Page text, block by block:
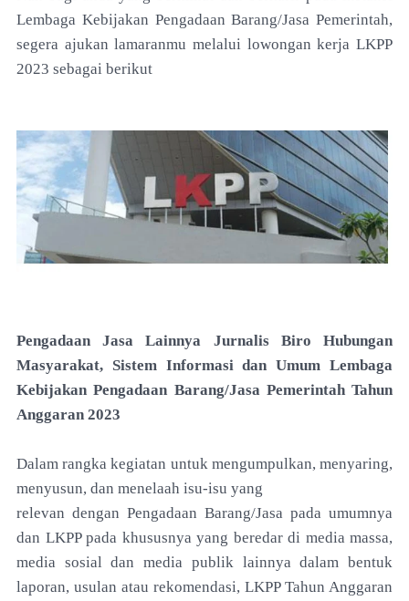
Lembaga Kebijakan Pengadaan Barang/Jasa Pemerintah,
segera ajukan lamaranmu melalui lowongan kerja LKPP
2023 sebagai berikut
Pengadaan Jasa Lainnya Jurnalis Biro Hubungan
Masyarakat, Sistem Informasi dan Umum Lembaga
Kebijakan Pengadaan Barang/Jasa Pemerintah Tahun
Anggaran 2023
Dalam rangka kegiatan untuk mengumpulkan, menyaring,
menyusun, dan menelaah isu-isu yang
relevan dengan Pengadaan Barang/Jasa pada umumnya
dan LKPP pada khususnya yang beredar di media massa,
media sosial dan media publik lainnya dalam bentuk
laporan, usulan atau rekomendasi, LKPP Tahun Anggaran